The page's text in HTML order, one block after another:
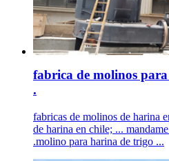
fabrica de molinos
.
fabricas de molinos de harina
de harina en chile; ...
.molino para harina de trigo ...